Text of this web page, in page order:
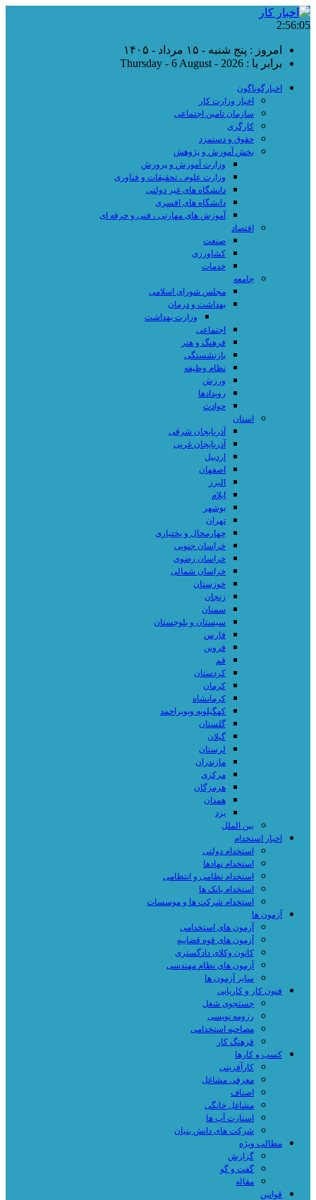
2:56:06
امروز : پنج شنبه - ۱۵ مرداد - ۱۴۰۵
برابر با : Thursday - 6 August - 2026
اخبارگوناگون
اخبار وزارت کار
سازمان تامین اجتماعی
کارگری
حقوق و دستمزد
بخش آموزش و پژوهش
وزارت آموزش و پرورش
وزارت علوم ، تحقیقات و فناوری
دانشگاه های غیر دولتی
دانشگاه های افسری
آموزش های مهارتی ، فنی و حرفه ای
اقتصاد
صنعت
کشاورزی
خدمات
جامعه
مجلس شورای اسلامی
بهداشت و درمان
وزارت بهداشت
اجتماعی
فرهنگ و هنر
بازنشستگی
نظام وظیفه
ورزش
رویدادها
حوادث
استان
آذربایجان شرقی
آذربایجان غربی
اردبیل
اصفهان
البرز
ایلام
بوشهر
تهران
چهارمحال و بختیاری
خراسان جنوبی
خراسان رضوی
خراسان شمالی
خوزستان
زنجان
سمنان
سیستان و بلوچستان
فارس
قزوین
قم
کردستان
کرمان
کرمانشاه
کهگیلویه وبویراحمد
گلستان
گیلان
لرستان
مازندران
مرکزی
هرمزگان
همدان
یزد
بین الملل
اخبار استخدام
استخدام دولتی
استخدام نهادها
استخدام نظامی و انتظامی
استخدام بانک ها
استخدام شرکت ها و موسسات
آزمون ها
آزمون های استخدامی
آزمون های قوه قضاییه
کانون وکلای دادگستری
آزمون های نظام مهندسی
سایر آزمون ها
فنون کار و کاریابی
جستجوی شغل
رزومه نویسی
مصاحبه استخدامی
فرهنگ کار
کسب و کارها
کارآفرینی
معرفی مشاغل
اصناف
مشاغل خانگی
استارت آپ ها
شرکت های دانش بنیان
مطالب ویژه
گزارش
گفت و گو
مقاله
قوانین